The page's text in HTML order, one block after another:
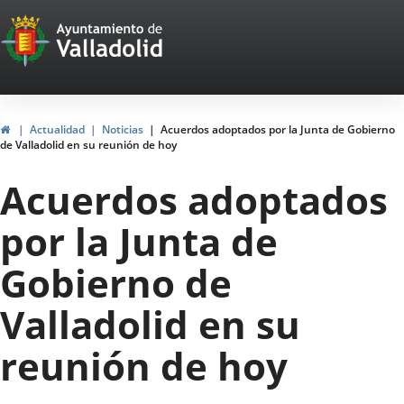
Portal
Web
del
Ayuntamiento
de
Valladolid
InicioActualidad Noticias
Acuerdos adoptados por la Junta de Gobierno
de Valladolid en su reunión de hoy
Acuerdos adoptados
por la Junta de
Gobierno de
Valladolid en su
reunión de hoy